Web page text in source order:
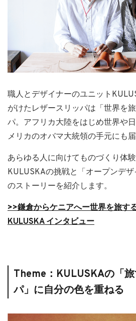
職人とデザイナーのユニット
がけたレザースリッパは「世界を
パ。アフリカ大陸をはじめ世界や
メリカのオバマ大統領の手元にも届
あらゆる人に向けてものづくり体
KULUSKAの挑戦と「オープンデ
のストーリーを紹介します。
>>鎌倉からケニアへー世界を旅
KULUSKA インタビュー
Theme：KULUSKAの「
パ」に自分の色を重ねる